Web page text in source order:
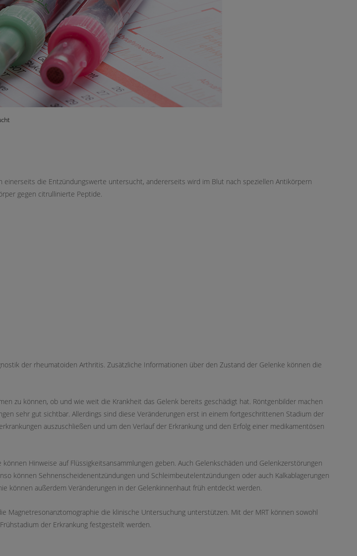
die Entzündungswerte untersucht, andererseits wird im Blut nach speziellen Antikörpern
gegen citrullinierte Peptide.
der rheumatoiden Arthritis. Zusätzliche Informationen über den Zustand der Gelenke können die
zu können, ob und wie weit die Krankheit das Gelenk bereits geschädigt hat. Röntgenbilder machen
sehr gut sichtbar. Allerdings sind diese Veränderungen erst in einem fortgeschrittenen Stadium der
auszuschließen und um den Verlauf der Erkrankung und den Erfolg einer medikamentösen
Hinweise auf Flüssigkeitsansammlungen geben. Auch Gelenkschäden und Gelenkzerstörungen
können Sehnenscheidenentzündungen und Schleimbeutelentzündungen oder auch Kalkablagerungen
können außerdem Veränderungen in der Gelenkinnenhaut früh entdeckt werden.
Magnetresonanztomographie die klinische Untersuchung unterstützen. Mit der MRT können sowohl
der Erkrankung festgestellt werden.